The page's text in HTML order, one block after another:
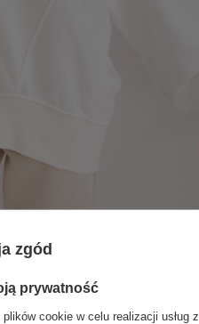
zgód
prywatność
cookie w celu realizacji usług